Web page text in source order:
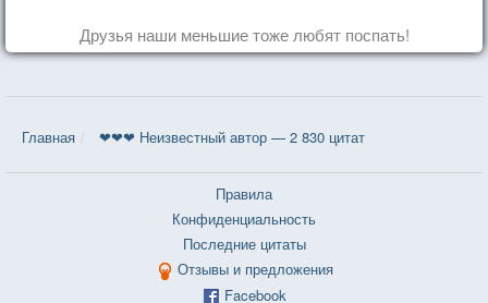
Друзья наши меньшие тоже любят поспать!
Главная ❤❤❤ Неизвестный автор — 2 830 цитат
Правила
Конфиденциальность
Последние цитаты
Отзывы и предложения
Facebook